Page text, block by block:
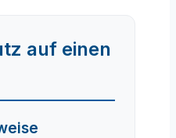
auf einen